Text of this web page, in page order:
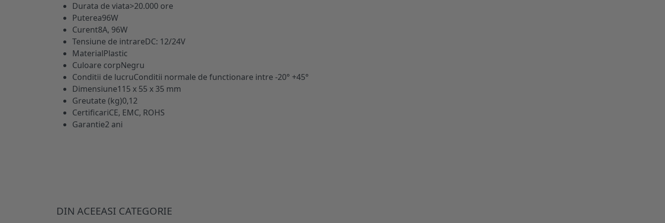
Durata de viata>20.000 ore
Puterea96W
Curent8A, 96W
Tensiune de intrareDC: 12/24V
MaterialPlastic
Culoare corpNegru
Conditii de lucruConditii normale de functionare intre -20° +45°
Dimensiune115 x 55 x 35 mm
Greutate (kg)0,12
CertificariCE, EMC, ROHS
Garantie2 ani
DIN ACEEASI CATEGORIE